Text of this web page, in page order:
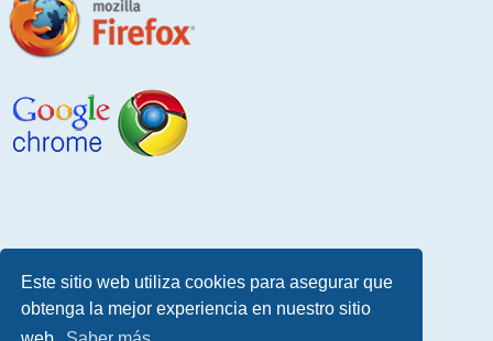
Este sitio web utiliza cookies para asegurar que
obtenga la mejor experiencia en nuestro sitio